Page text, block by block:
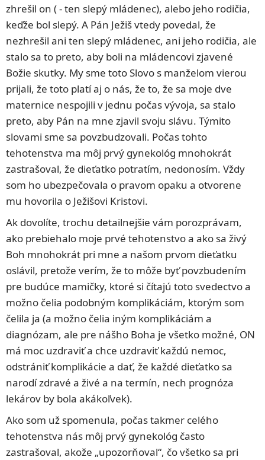
zhrešil on ( - ten slepý mládenec), alebo jeho rodičia,
keďže bol slepý. A Pán Ježiš vtedy povedal, že
nezhrešil ani ten slepý mládenec, ani jeho rodičia, ale
stalo sa to preto, aby boli na mládencovi zjavené
Božie skutky. My sme toto Slovo s manželom vierou
prijali, že toto platí aj o nás, že to, že sa moje dve
maternice nespojili v jednu počas vývoja, sa stalo
preto, aby Pán na mne zjavil svoju slávu. Týmito
slovami sme sa povzbudzovali. Počas tohto
tehotenstva ma môj prvý gynekológ mnohokrát
zastrašoval, že dieťatko potratím, nedonosím. Vždy
som ho ubezpečovala o pravom opaku a otvorene
mu hovorila o Ježišovi Kristovi.
Ak dovolíte, trochu detailnejšie vám porozprávam,
ako prebiehalo moje prvé tehotenstvo a ako sa živý
Boh mnohokrát pri mne a našom prvom dieťatku
oslávil, pretože verím, že to môže byť povzbudením
pre budúce mamičky, ktoré si čítajú toto svedectvo a
možno čelia podobným komplikáciám, ktorým som
čelila ja (a možno čelia iným komplikáciám a
diagnózam, ale pre nášho Boha je všetko možné, ON
má moc uzdraviť a chce uzdraviť každú nemoc,
odstrániť komplikácie a dať, že každé dieťatko sa
narodí zdravé a živé a na termín, nech prognóza
lekárov by bola akákoľvek).
Ako som už spomenula, počas takmer celého
tehotenstva nás môj prvý gynekológ často
zastrašoval, akože „upozorňoval“, čo všetko sa pri